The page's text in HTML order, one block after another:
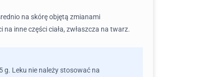
na skórę objętą zmianami
inne części ciała, zwłaszcza na twarz.
g. Leku nie należy stosować na